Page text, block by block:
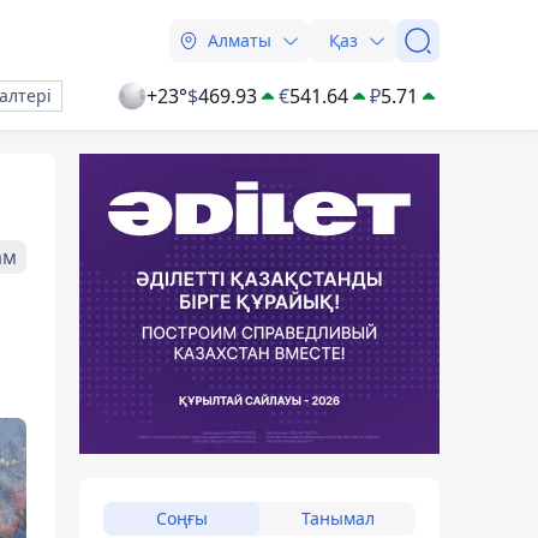
Алматы Қаз
+23°$469.93 €541.64 ₽5.71
Соңғы Танымал